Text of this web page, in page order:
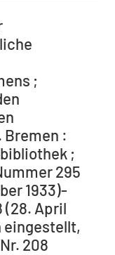
;
:
;
295
1933)-
(28. April
eingestellt,
208